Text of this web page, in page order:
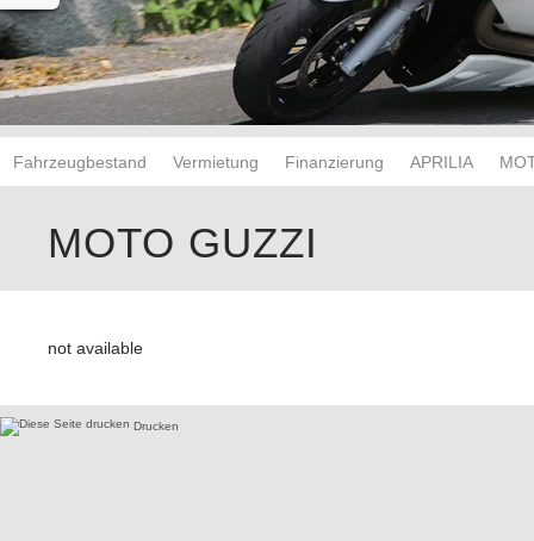
Fahrzeugbestand Vermietung Finanzierung APRILIA
MOTO GUZZI
not available
Drucken